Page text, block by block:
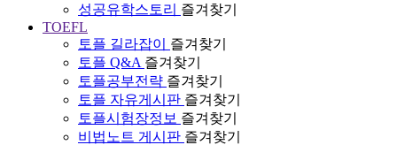
성공유학스토리 즐겨찾기
TOEFL
토플 길라잡이
즐겨찾기
토플 Q&A 즐겨찾기
토플공부전략 즐겨찾기
토플 자유게시판 즐겨찾기
토플시험장정보 즐겨찾기
비법노트 게시판 즐겨찾기